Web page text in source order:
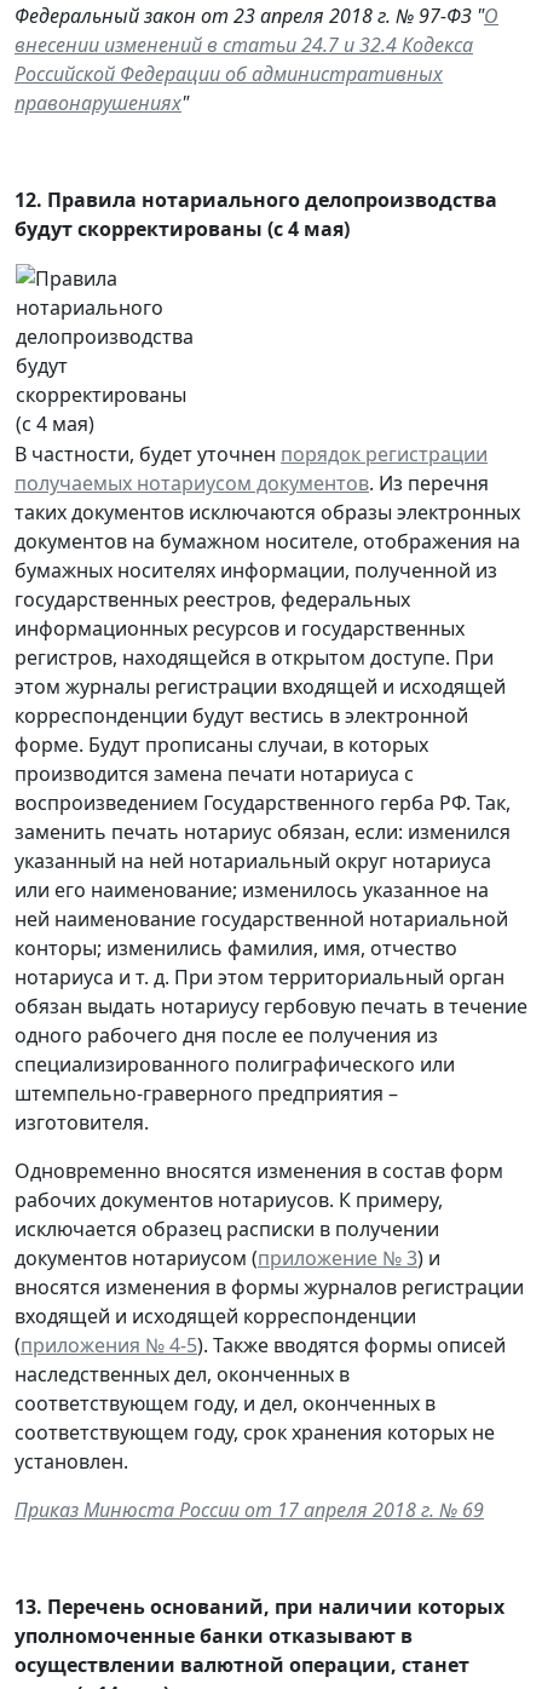
Федеральный закон от 23 апреля 2018 г. № 97-ФЗ "О
внесении изменений в статьи 24.7 и 32.4 Кодекса
Российской Федерации об административных
правонарушениях"
12. Правила нотариального делопроизводства
будут скорректированы (с 4 мая)
В частности, будет уточнен порядок регистрации
получаемых нотариусом документов. Из перечня
таких документов исключаются образы электронных
документов на бумажном носителе, отображения на
бумажных носителях информации, полученной из
государственных реестров, федеральных
информационных ресурсов и государственных
регистров, находящейся в открытом доступе. При
этом журналы регистрации входящей и исходящей
корреспонденции будут вестись в электронной
форме. Будут прописаны случаи, в которых
производится замена печати нотариуса с
воспроизведением Государственного герба РФ. Так,
заменить печать нотариус обязан, если: изменился
указанный на ней нотариальный округ нотариуса
или его наименование; изменилось указанное на
ней наименование государственной нотариальной
конторы; изменились фамилия, имя, отчество
нотариуса и т. д. При этом территориальный орган
обязан выдать нотариусу гербовую печать в течение
одного рабочего дня после ее получения из
специализированного полиграфического или
штемпельно-граверного предприятия –
изготовителя.
Одновременно вносятся изменения в состав форм
рабочих документов нотариусов. К примеру,
исключается образец расписки в получении
документов нотариусом (приложение № 3) и
вносятся изменения в формы журналов регистрации
входящей и исходящей корреспонденции
(приложения № 4-5). Также вводятся формы описей
наследственных дел, оконченных в
соответствующем году, и дел, оконченных в
соответствующем году, срок хранения которых не
установлен.
Приказ Минюста России от 17 апреля 2018 г. № 69
13. Перечень оснований, при наличии которых
уполномоченные банки отказывают в
осуществлении валютной операции, станет